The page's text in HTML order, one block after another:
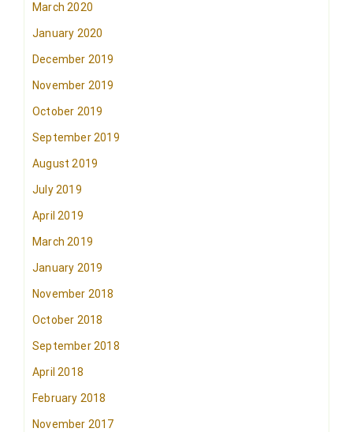
March 2020
January 2020
December 2019
November 2019
October 2019
September 2019
August 2019
July 2019
April 2019
March 2019
January 2019
November 2018
October 2018
September 2018
April 2018
February 2018
November 2017